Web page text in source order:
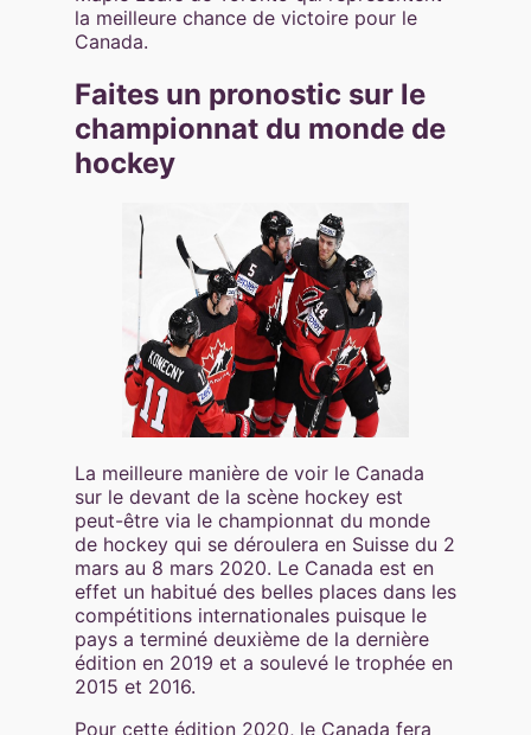
la meilleure chance de victoire pour le
Canada.
Faites un pronostic sur le
championnat du monde de
hockey
La meilleure manière de voir le Canada
sur le devant de la scène hockey est
peut-être via le championnat du monde
de hockey qui se déroulera en Suisse du 2
mars au 8 mars 2020. Le Canada est en
effet un habitué des belles places dans les
compétitions internationales puisque le
pays a terminé deuxième de la dernière
édition en 2019 et a soulevé le trophée en
2015 et 2016.
Pour cette édition 2020, le Canada fera